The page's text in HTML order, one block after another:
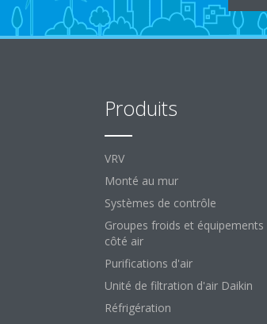
Produits
VRV
Monté au mur
Systèmes de contrôle
Groupes froids et équipements
côté air
Purifications d'air
Unité de filtration d'air Daikin
Réfrigération